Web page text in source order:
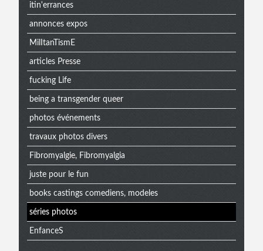
itin'errances
annonces expos
MilItanTismE
articles Presse
fucking Life
being a transgender queer
photos événements
travaux photos divers
Fibromyalgie, Fibromyalgia
juste pour le fun
books castings comediens, modeles
séries photos
EnfanceS